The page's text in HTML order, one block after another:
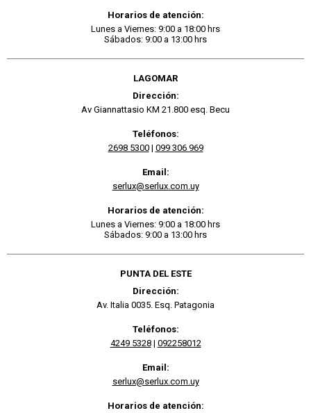
Horarios de atención:
Lunes a Viernes: 9:00 a 18:00 hrs
Sábados: 9:00 a 13:00 hrs
LAGOMAR
Dirección:
Av Giannattasio KM 21.800 esq. Becu
Teléfonos:
2698 5300| 099 306 969
Email:
serlux@serlux.com.uy
Horarios de atención:
Lunes a Viernes: 9:00 a 18:00 hrs
Sábados: 9:00 a 13:00 hrs
PUNTA DEL ESTE
Dirección:
Av. Italia 0035. Esq. Patagonia
Teléfonos:
4249 5328| 092258012
Email:
serlux@serlux.com.uy
Horarios de atención: